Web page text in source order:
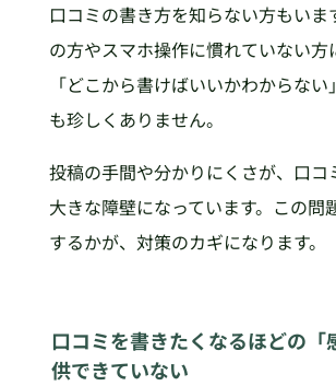
口コミの書き方を知らない方もいま
の方やスマホ操作に慣れていない方
「どこから書けばいいかわからな
も珍しくありません。
投稿の手間や分かりにくさが、口コ
大きな障壁になっています。この問
するかが、対策のカギになります。
口コミを書きたくなるほどの「
供できていない